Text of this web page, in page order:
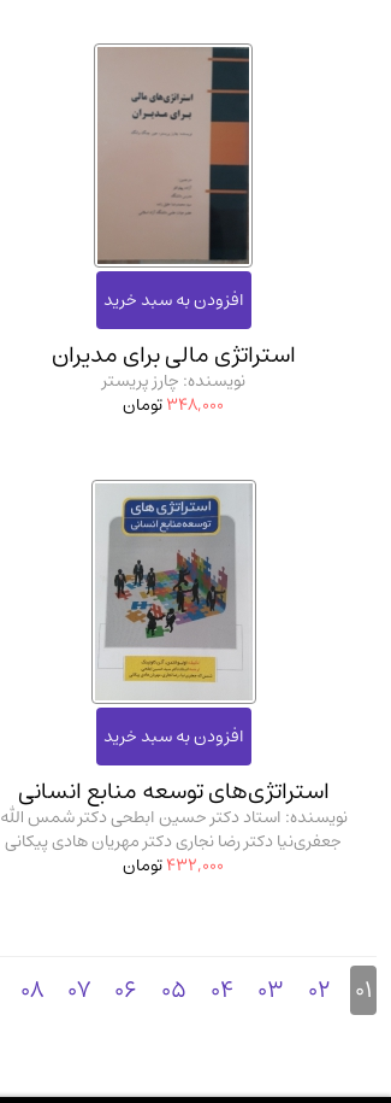
استراتژی مالی برای مدیران
نویسنده: چارز پریستر
348,000تومان
استراتژی‌های توسعه منابع انسانی
نویسنده: استاد دکتر حسین ابطحی دکتر شمس الله
جعفری‌نیا دکتر رضا نجاری دکتر مهریان هادی پیکانی
432,000تومان
01
02
03
04
05
06
07
08